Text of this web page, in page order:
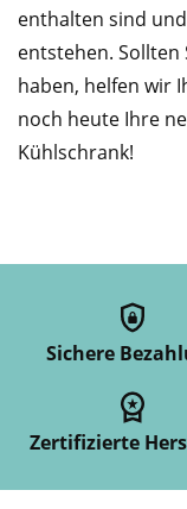
enthalten sind
entstehen. Sollten
haben, helfen wir
noch heute Ihre
Kühlschrank!
Sichere
Zertifizierte